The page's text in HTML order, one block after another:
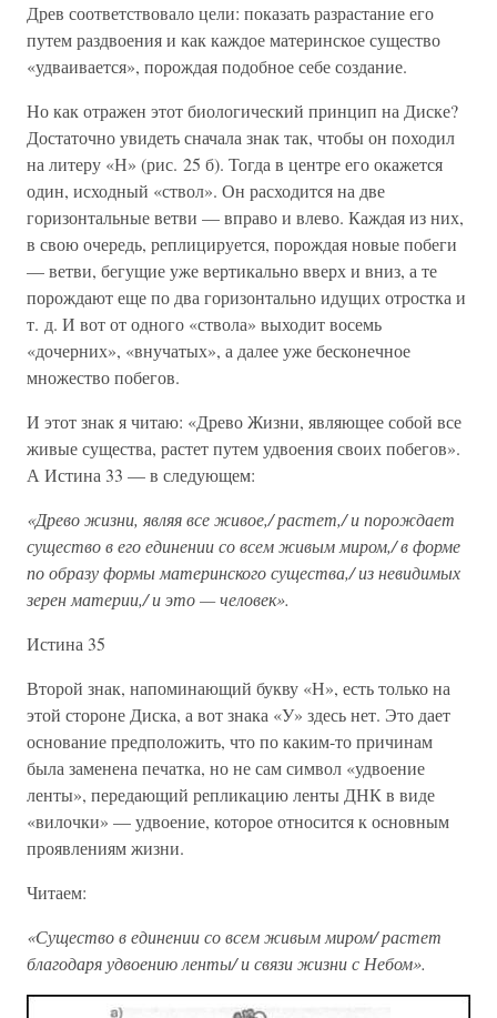
Древ соответствовало цели: показать разрастание его
путем раздвоения и как каждое материнское существо
«удваивается», порождая подобное себе создание.
Но как отражен этот биологический принцип на Диске?
Достаточно увидеть сначала знак так, чтобы он походил
на литеру «Н» (рис. 25 б). Тогда в центре его окажется
один, исходный «ствол». Он расходится на две
горизонтальные ветви — вправо и влево. Каждая из них,
в свою очередь, реплицируется, порождая новые побеги
— ветви, бегущие уже вертикально вверх и вниз, а те
порождают еще по два горизонтально идущих отростка и
т. д. И вот от одного «ствола» выходит восемь
«дочерних», «внучатых», а далее уже бесконечное
множество побегов.
И этот знак я читаю: «Древо Жизни, являющее собой все
живые существа, растет путем удвоения своих побегов».
А Истина 33 — в следующем:
«Древо жизни, являя все живое,/ растет,/ и порождает
существо в его единении со всем живым миром,/ в форме
по образу формы материнского существа,/ из невидимых
зерен материи,/ и это — человек».
Истина 35
Второй знак, напоминающий букву «Н», есть только на
этой стороне Диска, а вот знака «У» здесь нет. Это дает
основание предположить, что по каким-то причинам
была заменена печатка, но не сам символ «удвоение
ленты», передающий репликацию ленты ДНК в виде
«вилочки» — удвоение, которое относится к основным
проявлениям жизни.
Читаем:
«Существо в единении со всем живым миром/ растет
благодаря удвоению ленты/ и связи жизни с Небом».